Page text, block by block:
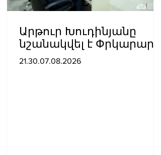
Արթուր Խուդինյանը
նշանակվել է Փրկարար
ծառայության տնօրենի
21.30.07.08.2026